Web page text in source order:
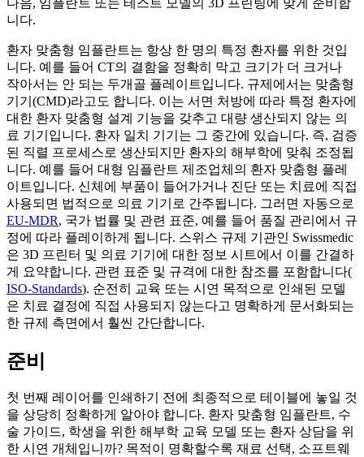
니다.
환자 맞춤형 임플란트는 항상 한 명의 특정 환자를 위한 것입
니다. 예를 들어 CT의 결함을 정확히 막고 크기가 더 크거나
작아서는 안 되는 두개골 플레이트입니다. 규제에서는 맞춤형
기기(CMD)라고도 합니다. 이는 서면 처방에 따라 특정 환자에
대한 환자 맞춤형 설계 기능을 갖추고 대량 생산되지 않는 의
료 기기입니다. 환자 일치 기기는 그 중간에 있습니다. 즉, 검증
된 직렬 프로세스로 생산되지만 환자의 해부학에 맞춰 조정됩
니다. 예를 들어 대형 임플란트 제조업체의 환자 맞춤형 플레
이트입니다. 신체에 부품이 들어가거나 진단 또는 치료에 직접
사용되면 법적으로 의료 기기로 간주됩니다. 그러면 자동으로
EU-MDR, 국가 법률 및 관련 표준, 예를 들어 품질 관리에서 규
정에 따라 플레이하게 됩니다. 스위스 규제 기관인 Swissmedic
은 3D 프린터 및 의료 기기에 대한 정보 시트에서 이를 간결하
게 요약합니다. 관련 표준 및 규격에 대한 참조를 포함합니다(
ISO-Standards). 순전히 교육 또는 시연 목적으로 인쇄된 모델
은 치료 결정에 직접 사용되지 않는다고 명확하게 문서화되는
한 규제 측면에서 훨씬 간단합니다.
준비
첫 번째 레이어를 인쇄하기 전에 최종적으로 테이블에 놓일 것
을 상당히 정확하게 알아야 합니다. 환자 맞춤형 임플란트, 수
술 가이드, 학생을 위한 해부학 교육 모델 또는 환자 상담을 위
한 시연 개체입니까? 목적이 명확할수록 재료 선택, 소프트웨